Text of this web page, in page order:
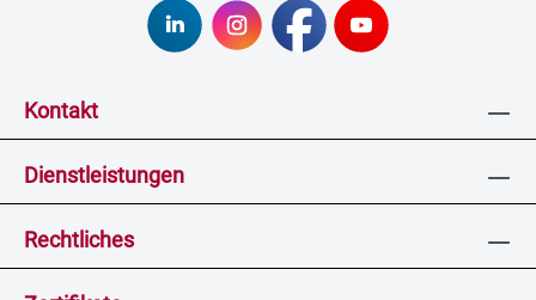
Kontakt
Dienstleistungen
Rechtliches